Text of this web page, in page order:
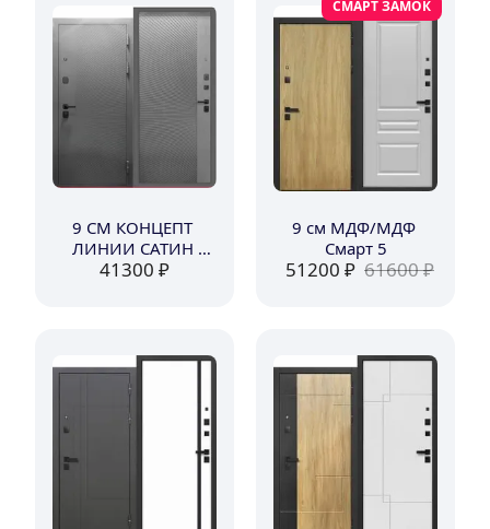
9 СМ КОНЦЕПТ
ЛИНИИ САТИН
ГРАФИТ
41300 ₽
9 см МДФ/МДФ
Смарт 5
СМАРТ ЗАМОК
51200 ₽ 61600 ₽